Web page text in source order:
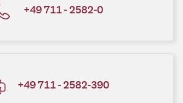
+49 711 - 2582-0
+49 711 - 2582-390